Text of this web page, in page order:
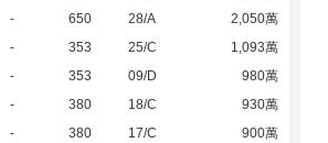
- 650 28/A
2,050萬
- 353 25/C
1,093萬
- 353 09/D
980萬
- 380 18/C
930萬
- 380 17/C
900萬